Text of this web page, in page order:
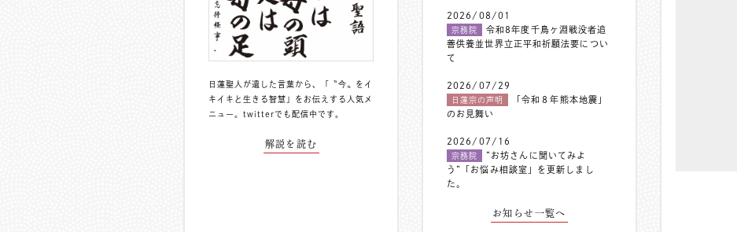
日蓮聖人が遺した言葉から、「〝今〟をイ
キイキと生きる智慧」をお伝えする人気メ
ニュー。 twitterでも配信中 です。
解説を読む
2026/08/01
宗務院
令和8年度千鳥ヶ淵戦没者追
善供養並世界立正平和祈願法要につい
て
2026/07/29
日蓮宗の声明
「令和８年熊本地震」
のお見舞い
2026/07/16
宗務院
”お坊さんに聞いてみよ
う”「お悩み相談室」を更新しまし
た。
お知らせ一覧へ